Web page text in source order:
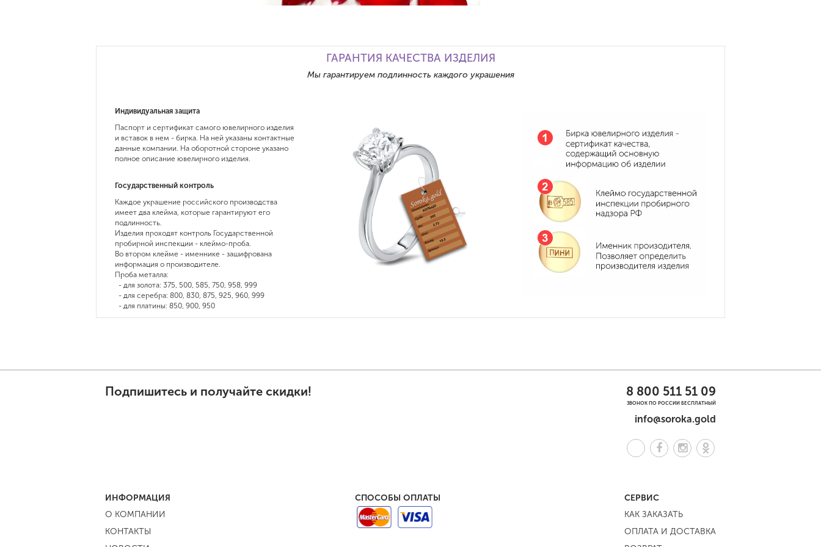
ГАРАНТИЯ КАЧЕСТВА ИЗДЕЛИЯ
Мы гарантируем подлинность каждого украшения
Индивидуальная защита
Паспорт и сертификат самого ювелирного изделия
и вставок в нем - бирка. На ней указаны контактные
данные компании. На оборотной стороне указано
полное описание ювелирного изделия.
Государственный контроль
Каждое украшение российского производства
имеет два клейма, которые гарантируют его
подлинность.
Изделия проходят контроль Государственной
пробирной инспекции - клеймо-проба.
Во втором клейме - именнике - зашифрована
информация о производителе.
Проба металла:
- для золота: 375, 500, 585, 750, 958, 999
- для серебра: 800, 830, 875, 925, 960, 999
- для платины: 850, 900, 950
Подпишитесь и получайте скидки! 8 800 511 51 09
ЗВОНОК ПО РОССИИ БЕСПЛАТНЫЙ
info@soroka.gold
ИНФОРМАЦИЯ
О КОМПАНИИ
КОНТАКТЫ
СПОСОБЫ ОПЛАТЫ
СЕРВИС
КАК ЗАКАЗАТЬ
ОПЛАТА И ДОСТАВКА